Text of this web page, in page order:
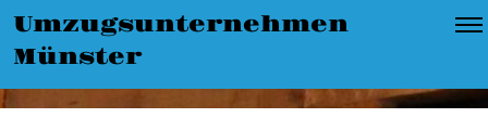
Umzugsunternehmen
Münster